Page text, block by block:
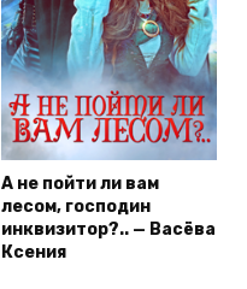
А не пойти ли вам
лесом, господин
инквизитор?.. — Васёва
Ксения